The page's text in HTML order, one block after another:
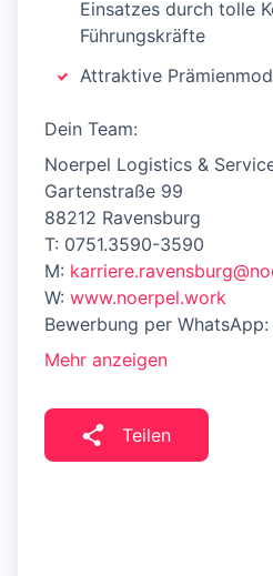
Einsatzes durch tolle
Führungskräfte
Attraktive
Dein Team:
Noerpel Logistics &
Gartenstraße 99
88212 Ravensburg
T: 0751.3590-3590
M:
W: www.noerpel.work
Bewerbung per
Mehr anzeigen
Teilen